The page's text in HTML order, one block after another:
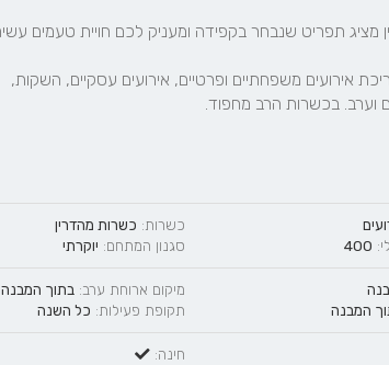
וערב.​ בכשרות הרב מחפוד.
400
כשרות: כשרות מהדרין
סגנון המתחם: יוקרתי
המבנה
מיקום ארוחת ערב: בתוך המבנה
תקופת פעילות: כל השנה
חינה: